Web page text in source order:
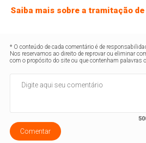
Saiba mais sobre a tramitação
* O conteúdo de cada comentário é de
Nos reservamos ao direito de reprovar ou eliminar
com o propósito do site ou que contenham palavras
Comentar